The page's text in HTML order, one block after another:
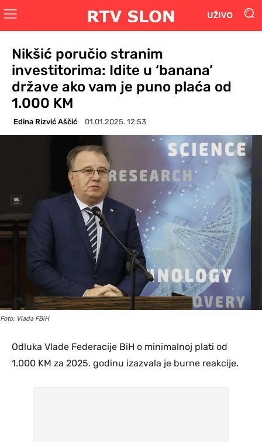
UŽIVO
Nikšić poručio stranim
investitorima: Idite u ‘banana’
države ako vam je puno plaća od
1.000 KM
Edina Rizvić Aščić 01.01.2025. 12:53
Foto: Vlada FBiH
Odluka Vlade Federacije BiH o minimalnoj plati od
1.000 KM za 2025. godinu izazvala je burne reakcije.